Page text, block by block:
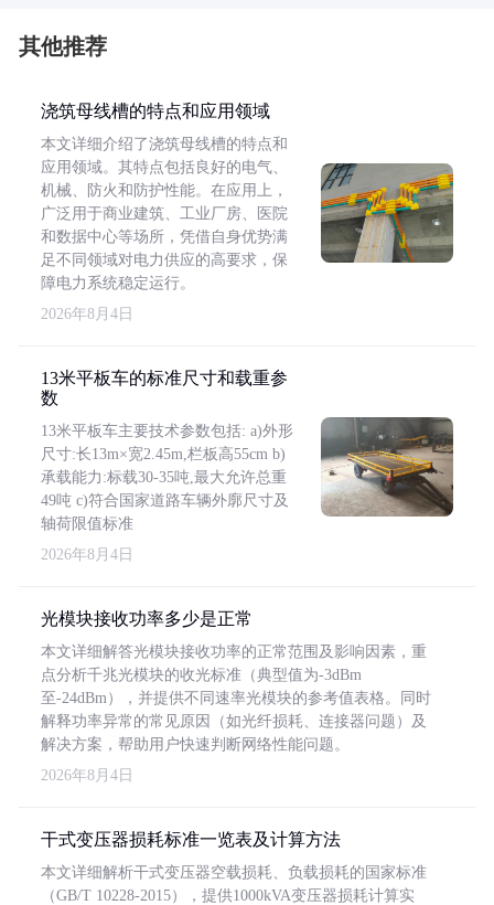
其他推荐
浇筑母线槽的特点和应用领域
本文详细介绍了浇筑母线槽的特点和
应用领域。其特点包括良好的电气、
机械、防火和防护性能。在应用上，
广泛用于商业建筑、工业厂房、医院
和数据中心等场所，凭借自身优势满
足不同领域对电力供应的高要求，保
障电力系统稳定运行。
2026年8月4日
13米平板车的标准尺寸和载重参
数
13米平板车主要技术参数包括: a)外形
尺寸:长13m×宽2.45m,栏板高55cm b)
承载能力:标载30-35吨,最大允许总重
49吨 c)符合国家道路车辆外廓尺寸及
轴荷限值标准
2026年8月4日
光模块接收功率多少是正常
本文详细解答光模块接收功率的正常范围及影响因素，重
点分析千兆光模块的收光标准（典型值为-3dBm
至-24dBm），并提供不同速率光模块的参考值表格。同时
解释功率异常的常见原因（如光纤损耗、连接器问题）及
解决方案，帮助用户快速判断网络性能问题。
2026年8月4日
干式变压器损耗标准一览表及计算方法
本文详细解析干式变压器空载损耗、负载损耗的国家标准
（GB/T 10228-2015），提供1000kVA变压器损耗计算实